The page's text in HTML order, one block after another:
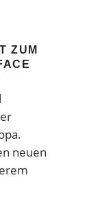
ZUM
neuen